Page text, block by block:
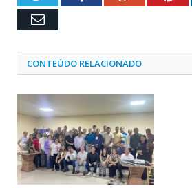
Email
CONTEÚDO RELACIONADO